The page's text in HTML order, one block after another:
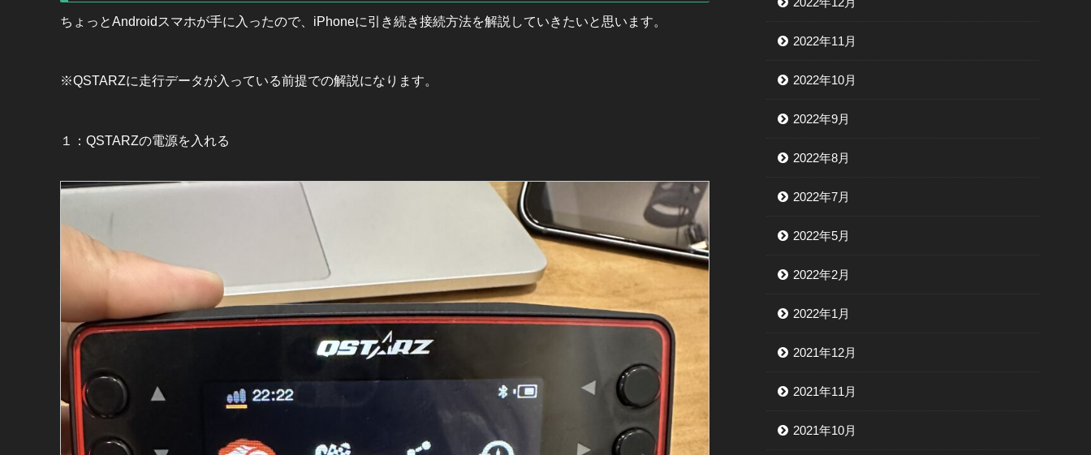
ちょっとAndroidスマホが手に入ったので、iPhoneに引き続き接続方法を解説していきたいと思います。
※QSTARZに走行データが入っている前提での解説になります。
１：QSTARZの電源を入れる
2022年11月
2022年10月
2022年9月
2022年8月
2022年7月
2022年5月
2022年2月
2022年1月
2021年12月
2021年11月
2021年10月